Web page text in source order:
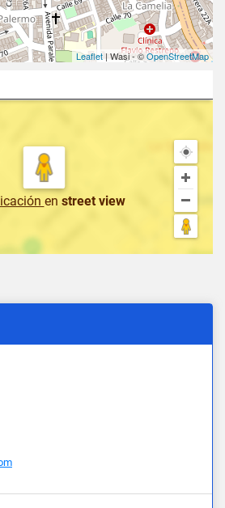
Leaflet | Wasi - ©OpenStreetMap
en street view